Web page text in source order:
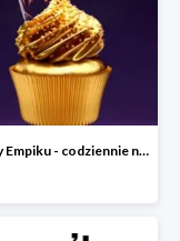
Urodziny Empiku - codziennie nowe okazje nawet do -60%